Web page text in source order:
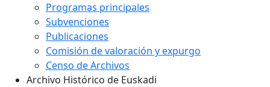
Programas principales
Subvenciones
Publicaciones
Comisión de valoración y expurgo
Censo de Archivos
Archivo Histórico de Euskadi